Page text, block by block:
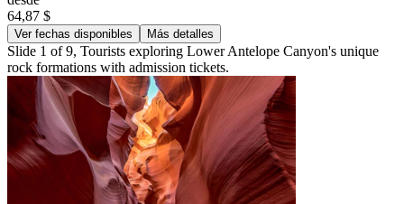
64,87 $
Ver fechas disponibles Más detalles
Slide 1 of 9, Tourists exploring Lower Antelope Canyon's unique
rock formations with admission tickets.